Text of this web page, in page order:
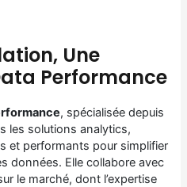
Une
Performance
, spécialisée depuis
les solutions analytics,
et performants pour simplifier
données. Elle collabore avec
le marché, dont l’expertise